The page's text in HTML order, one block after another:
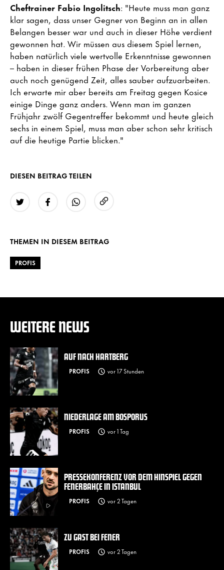
Cheftrainer Fabio Ingolitsch: "Heute muss man ganz
klar sagen, dass unser Gegner von Beginn an in allen
Belangen besser war und auch in dieser Höhe verdient
gewonnen hat. Wir müssen aus diesem Spiel lernen,
haben natürlich viele wertvolle Erkenntnisse gewonnen
– haben in dieser frühen Phase der Vorbereitung aber
auch noch genügend Zeit, alles sauber aufzuarbeiten.
Ich erwarte mir aber bereits am Freitag gegen Kosice
einige Dinge ganz anders. Wenn man im ganzen
Frühjahr zwölf Gegentreffer bekommt und heute gleich
sechs in einem Spiel, muss man aber schon sehr kritisch
auf die heutige Partie blicken."
DIESEN BEITRAG TEILEN
THEMEN IN DIESEM BEITRAG
PROFIS
WEITERE NEWS
AUF NACH HARTBERG
PROFIS vor 17 Stunden
NIEDERLAGE AM BOSPORUS
PROFIS vor 1 Tag
PRESSEKONFERENZ VOR DEM HINSPIEL GEGEN
FENERBAHÇE IN ISTANBUL
PROFIS vor 2 Tagen
ZU GAST BEI FENER
PROFIS vor 2 Tagen